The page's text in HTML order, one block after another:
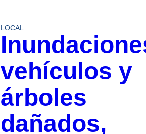
LOCAL
vehículos y
árboles
dañados,